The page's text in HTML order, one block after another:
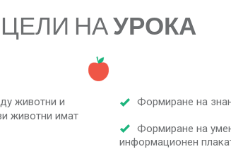
ЦЕЛИ НАУРОКА
животни и
животни имат
Формиране на
Формиране на
информационен